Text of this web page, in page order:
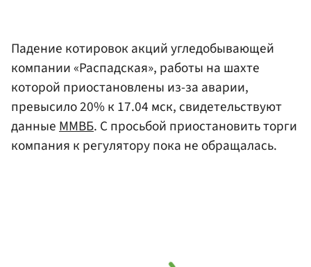
Падение котировок акций угледобывающей
компании «Распадская», работы на шахте
которой приостановлены из-за аварии,
превысило 20% к 17.04 мск, свидетельствуют
данныеММВБ. С просьбой приостановить торги
компания к регулятору пока не обращалась.